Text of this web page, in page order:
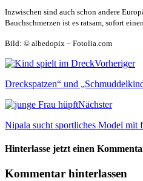
Inzwischen sind auch schon andere
Bauchschmerzen ist es ratsam, sofort
Bild: © albedopix – Fotolia.com
Vorheriger
Dreckspatzen“ und
Nächster
Nipala sucht sportliches Model mit
Hinterlasse jetzt einen
Kommentar hinterlassen